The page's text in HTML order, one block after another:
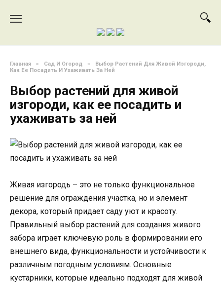
содержанию
Главная » Сад И Огород »
Выбор Растений Для Живой Изгороди,
Как Ее Посадить И Ухаживать За Ней
Выбор растений для живой
изгороди, как ее посадить и
ухаживать за ней
Живая изгородь – это не только функциональное
решение для ограждения участка, но и элемент
декора, который придает саду уют и красоту.
Правильный выбор растений для создания живого
забора играет ключевую роль в формировании его
внешнего вида, функциональности и устойчивости к
различным погодным условиям. Основные
кустарники, которые идеально подходят для живой